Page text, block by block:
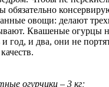
обязательно
овощи: делают
Квашеные огурцы
и год, и два, они не
огурчики – 3 кг;